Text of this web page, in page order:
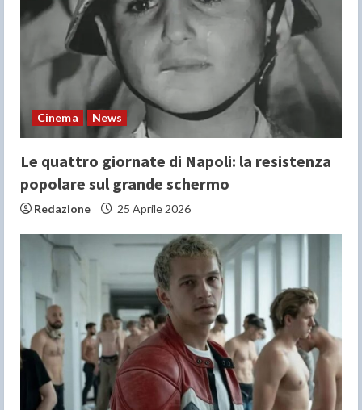
Cinema News
Le quattro giornate di Napoli: la resistenza
popolare sul grande schermo
Redazione 25 Aprile 2026